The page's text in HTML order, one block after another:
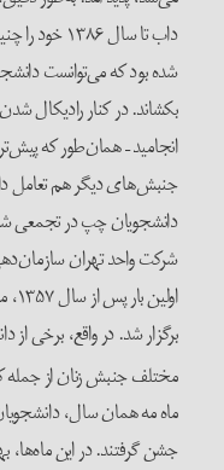
داب تا سال
شده بود که می‌توانست
بکشاند. در کنار رادیکال
انجامید – همان‌طور که
دانشجویان چپ در تجمعی
برگزار شد. در واقع، برخی
مختلف جنبش زنان از جمله
ماه مه همان سال، دانشجویان
جشن گرفتند. در این ماه‌ها،